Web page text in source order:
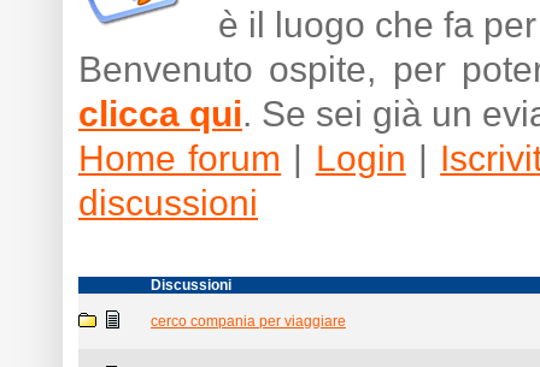
è il luogo che fa
Benvenuto ospite, per
clicca qui. Se sei già un
Home forum | Login |
discussioni
Discussioni
cerco compania per viaggiare